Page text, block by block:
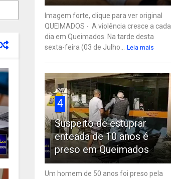
Imagem forte, clique para ver original
QUEIMADOS - A violência cresce a cada
dia em Queimados. Na tarde desta
sexta-feira (03 de Julho...
Leia mais
4
Suspeito de estuprar
enteada de 10 anos é
preso em Queimados
Um homem de 50 anos foi preso pela